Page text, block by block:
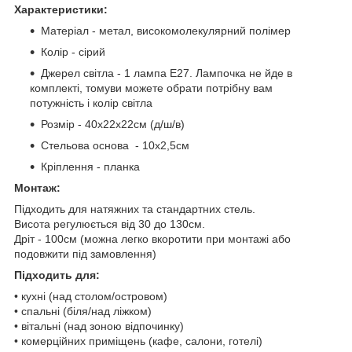
Характеристики:
Матеріал - метал, високомолекулярний полімер
Колір - сірий
Джерел світла - 1 лампа E27. Лампочка не йде в
комплекті, томуви можете обрати потрібну вам
потужність і колір світла
Розмір - 40х22х22см (д/ш/в)
Стельова основа - 10х2,5см
Кріплення - планка
Монтаж:
Підходить для натяжних та стандартних стель.
Висота регулюється від 30 до 130см.
Дріт - 100см (можна легко вкоротити при монтажі або
подовжити під замовлення)
Підходить для:
• кухні (над столом/островом)
• спальні (біля/над ліжком)
• вітальні (над зоною відпочинку)
• комерційних приміщень (кафе, салони, готелі)